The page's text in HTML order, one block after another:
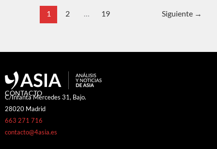
1 2 … 19 Siguiente →
CONTACTO
C/Infanta Mercedes 31, Bajo.
28020 Madrid
663 271 716
contacto@4asia.es